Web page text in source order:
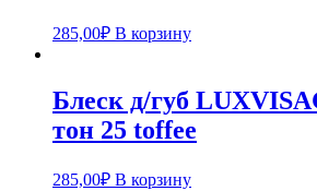
285,00₽ В корзину
Блеск д/губ
тон 25 toffee
285,00₽ В корзину